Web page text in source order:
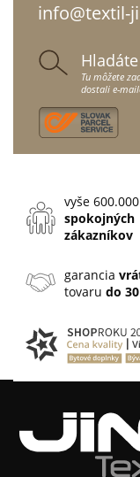
info@textil-
Tu môžete
dostali e-
vyše 600.000
spokojných
zákazníkov
garancia
tovarudo